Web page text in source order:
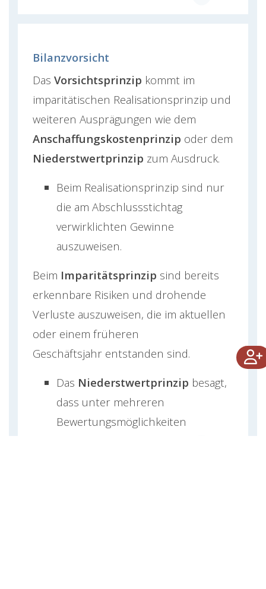
Bilanzvorsicht
Das Vorsichtsprinzip kommt im
imparitätischen Realisationsprinzip und
weiteren Ausprägungen wie dem
Anschaffungskostenprinzip oder dem
Niederstwertprinzip zum Ausdruck.
Beim Realisationsprinzip sind nur
die am Abschlussstichtag
verwirklichten Gewinne
auszuweisen.
Beim Imparitätsprinzip sind bereits
erkennbare Risiken und drohende
Verluste auszuweisen, die im aktuellen
oder einem früheren
Geschäftsjahr entstanden sind.
Das Niederstwertprinzip besagt,
dass unter mehreren
Bewertungsmöglichkeiten